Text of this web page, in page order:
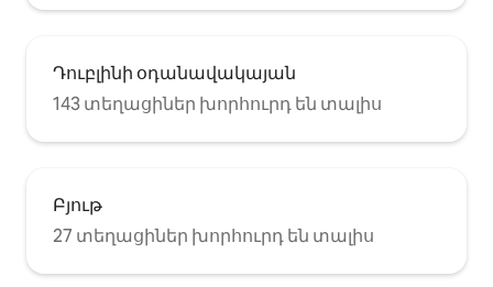
Դուբլինի օդանավակայան
143 տեղացիներ խորհուրդ են տալիս
Բյութ
27 տեղացիներ խորհուրդ են տալիս